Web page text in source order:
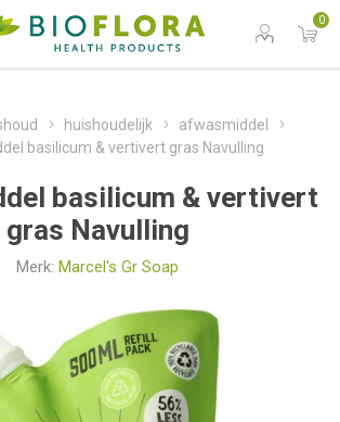
0
huishoudelijk
afwasmiddel
basilicum & vertivert gras Navulling
basilicum & vertivert
gras Navulling
Merk: Marcel's Gr Soap